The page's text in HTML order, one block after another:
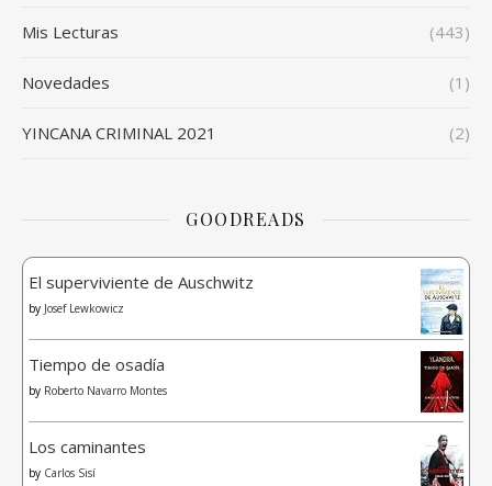
Mis Lecturas (443)
Novedades (1)
YINCANA CRIMINAL 2021 (2)
GOODREADS
El superviviente de Auschwitz
by Josef Lewkowicz
Tiempo de osadía
by Roberto Navarro Montes
Los caminantes
by Carlos Sisí